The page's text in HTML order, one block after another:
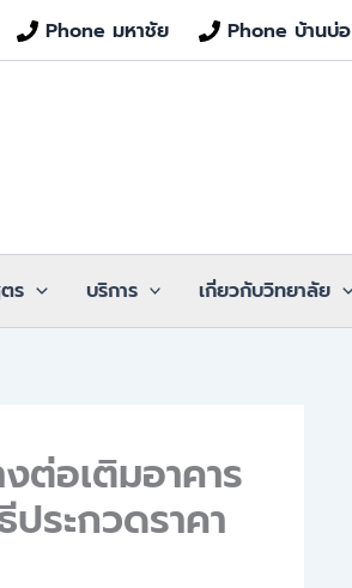
Phone มหาชัย Phone บ้านบ่อ
ร บริการ เกี่ยวกับวิทยาลัย
ต่อเติมอาคาร
ระกวดราคา